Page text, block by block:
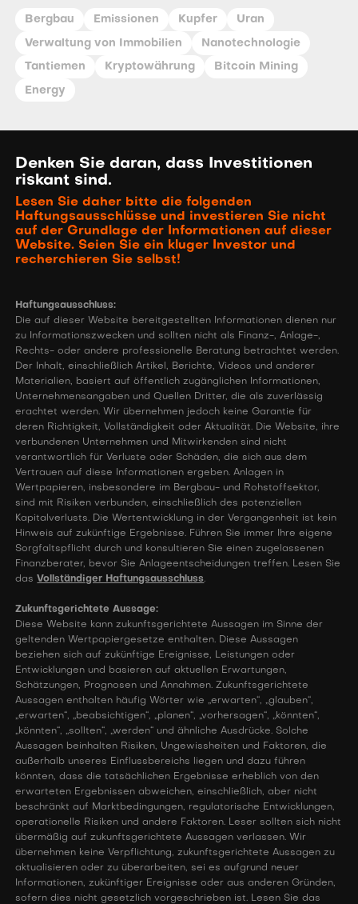
Bergbau Emissionen Kupfer Uran
Verwaltung von Immobilien Nanotechnologie
Tantiemen Kryptowährung Bitcoin Mining
Energy
Denken Sie daran, dass Investitionen
riskant sind.
Lesen Sie daher bitte die folgenden
Haftungsausschlüsse und investieren Sie nicht
auf der Grundlage der Informationen auf dieser
Website. Seien Sie ein kluger Investor und
recherchieren Sie selbst!
Haftungsausschluss:
Die auf dieser Website bereitgestellten Informationen dienen nur
zu Informationszwecken und sollten nicht als Finanz-, Anlage-,
Rechts- oder andere professionelle Beratung betrachtet werden.
Der Inhalt, einschließlich Artikel, Berichte, Videos und anderer
Materialien, basiert auf öffentlich zugänglichen Informationen,
Unternehmensangaben und Quellen Dritter, die als zuverlässig
erachtet werden. Wir übernehmen jedoch keine Garantie für
deren Richtigkeit, Vollständigkeit oder Aktualität. Die Website, ihre
verbundenen Unternehmen und Mitwirkenden sind nicht
verantwortlich für Verluste oder Schäden, die sich aus dem
Vertrauen auf diese Informationen ergeben. Anlagen in
Wertpapieren, insbesondere im Bergbau- und Rohstoffsektor,
sind mit Risiken verbunden, einschließlich des potenziellen
Kapitalverlusts. Die Wertentwicklung in der Vergangenheit ist kein
Hinweis auf zukünftige Ergebnisse. Führen Sie immer Ihre eigene
Sorgfaltspflicht durch und konsultieren Sie einen zugelassenen
Finanzberater, bevor Sie Anlageentscheidungen treffen. Lesen Sie
dasVollständiger Haftungsausschluss.
Zukunftsgerichtete Aussage:
Diese Website kann zukunftsgerichtete Aussagen im Sinne der
geltenden Wertpapiergesetze enthalten. Diese Aussagen
beziehen sich auf zukünftige Ereignisse, Leistungen oder
Entwicklungen und basieren auf aktuellen Erwartungen,
Schätzungen, Prognosen und Annahmen. Zukunftsgerichtete
Aussagen enthalten häufig Wörter wie „erwarten“, „glauben“,
„erwarten“, „beabsichtigen“, „planen“, „vorhersagen“, „könnten“,
„könnten“, „sollten“, „werden“ und ähnliche Ausdrücke. Solche
Aussagen beinhalten Risiken, Ungewissheiten und Faktoren, die
außerhalb unseres Einflussbereichs liegen und dazu führen
könnten, dass die tatsächlichen Ergebnisse erheblich von den
erwarteten Ergebnissen abweichen, einschließlich, aber nicht
beschränkt auf Marktbedingungen, regulatorische Entwicklungen,
operationelle Risiken und andere Faktoren. Leser sollten sich nicht
übermäßig auf zukunftsgerichtete Aussagen verlassen. Wir
übernehmen keine Verpflichtung, zukunftsgerichtete Aussagen zu
aktualisieren oder zu überarbeiten, sei es aufgrund neuer
Informationen, zukünftiger Ereignisse oder aus anderen Gründen,
sofern dies nicht gesetzlich vorgeschrieben ist. Lesen Sie das